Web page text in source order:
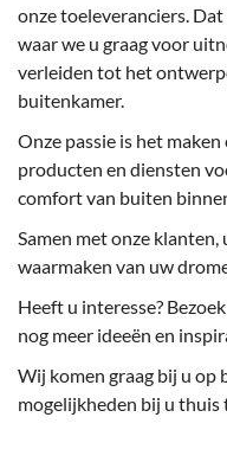
onze toeleveranciers.
waar we u graag voor
verleiden tot het
buitenkamer.
Onze passie is het
producten en diensten
comfort van buiten
Samen met onze klanten,
waarmaken van uw
Heeft u interesse?
nog meer ideeën en
Wij komen graag bij u op
mogelijkheden bij u thuis